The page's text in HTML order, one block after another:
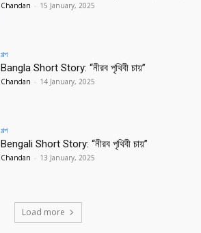
Chandan - 15 January, 2025
গল্প
Bangla Short Story: “নীরব পৃথিবী চায়”
Chandan - 14 January, 2025
গল্প
Bengali Short Story: “নীরব পৃথিবী চায়”
Chandan - 13 January, 2025
Load more